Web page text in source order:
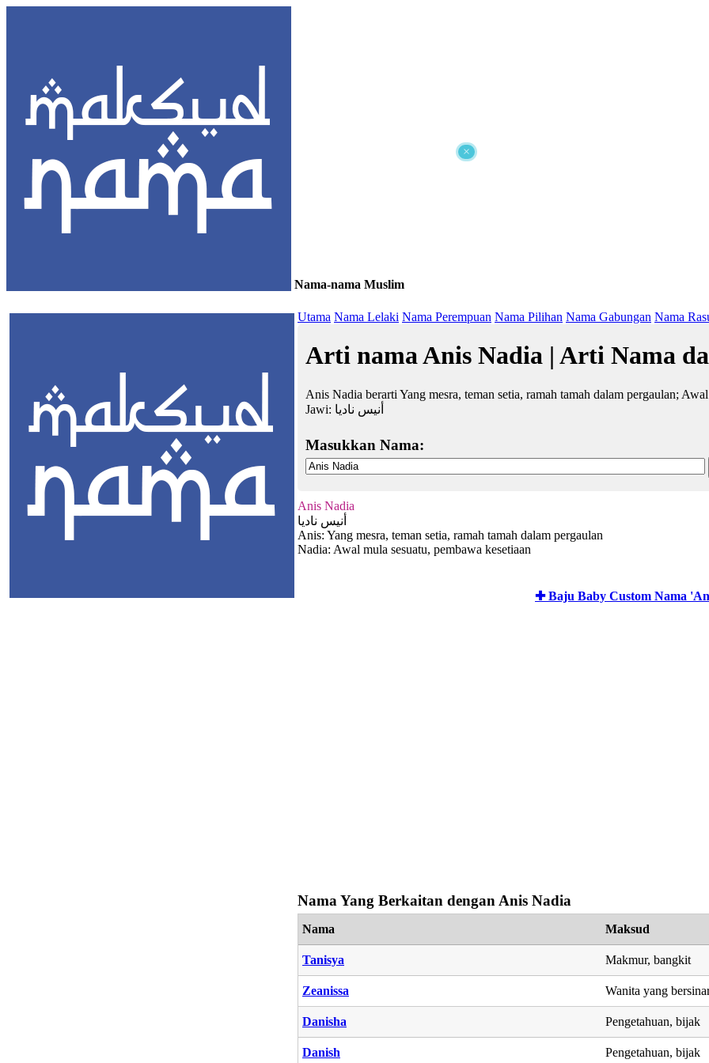
×
Nama-nama Muslim
Utama Nama Lelaki Nama Perempuan Nama Pilihan Nama Gabungan Nama
Arti nama Anis Nadia | Arti Nama
Anis Nadia berarti Yang mesra, teman setia, ramah tamah dalam pergaulan;
Jawi: أنيس ناديا
Masukkan Nama:
Anis Nadia
أنيس ناديا
Anis: Yang mesra, teman setia, ramah tamah dalam pergaulan
Nadia: Awal mula sesuatu, pembawa kesetiaan
✚ Baju Baby Custom Nama
Nama Yang Berkaitan dengan Anis Nadia
Nama Maksud
Tanisya Makmur, bangkit
Zeanissa Wanita yang
Danisha Pengetahuan, bijak
Danish Pengetahuan, bijak